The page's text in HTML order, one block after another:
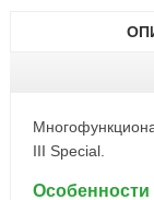
III Special.
Особенности